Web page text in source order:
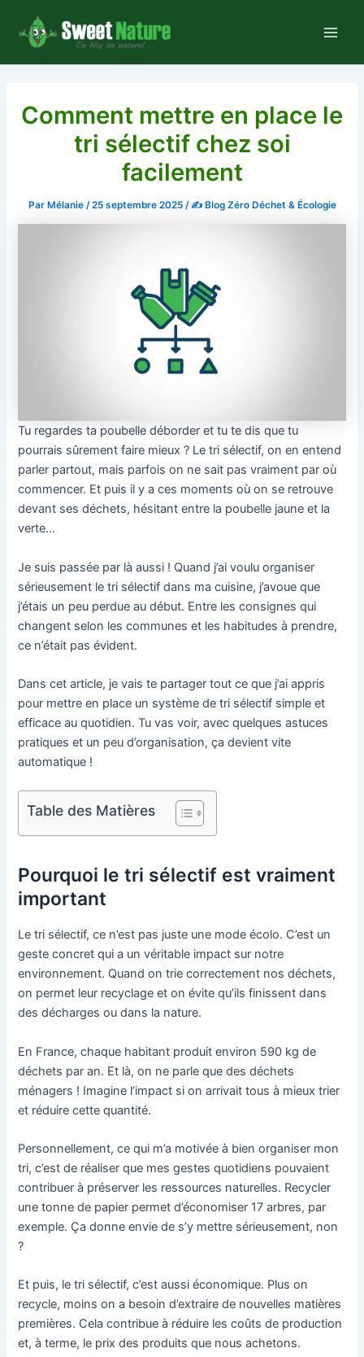
contenu
Comment mettre en place le
tri sélectif chez soi
facilement
Par Mélanie /25 septembre 2025 / ✍️ Blog Zéro Déchet & Écologie
Tu regardes ta poubelle déborder et tu te dis que tu
pourrais sûrement faire mieux ? Le tri sélectif, on en entend
parler partout, mais parfois on ne sait pas vraiment par où
commencer. Et puis il y a ces moments où on se retrouve
devant ses déchets, hésitant entre la poubelle jaune et la
verte…
Je suis passée par là aussi ! Quand j’ai voulu organiser
sérieusement le tri sélectif dans ma cuisine, j’avoue que
j’étais un peu perdue au début. Entre les consignes qui
changent selon les communes et les habitudes à prendre,
ce n’était pas évident.
Dans cet article, je vais te partager tout ce que j’ai appris
pour mettre en place un système de tri sélectif simple et
efficace au quotidien. Tu vas voir, avec quelques astuces
pratiques et un peu d’organisation, ça devient vite
automatique !
Table des Matières
Pourquoi le tri sélectif est vraiment
important
Le tri sélectif, ce n’est pas juste une mode écolo. C’est un
geste concret qui a un véritable impact sur notre
environnement. Quand on trie correctement nos déchets,
on permet leur recyclage et on évite qu’ils finissent dans
des décharges ou dans la nature.
En France, chaque habitant produit environ 590 kg de
déchets par an. Et là, on ne parle que des déchets
ménagers ! Imagine l’impact si on arrivait tous à mieux trier
et réduire cette quantité.
Personnellement, ce qui m’a motivée à bien organiser mon
tri, c’est de réaliser que mes gestes quotidiens pouvaient
contribuer à préserver les ressources naturelles. Recycler
une tonne de papier permet d’économiser 17 arbres, par
exemple. Ça donne envie de s’y mettre sérieusement, non
?
Et puis, le tri sélectif, c’est aussi économique. Plus on
recycle, moins on a besoin d’extraire de nouvelles matières
premières. Cela contribue à réduire les coûts de production
et, à terme, le prix des produits que nous achetons.